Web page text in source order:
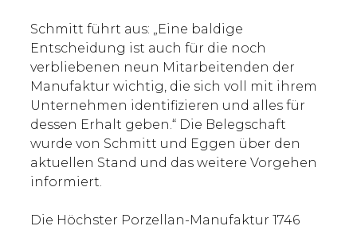
Schmitt führt aus: „Eine baldige
Entscheidung ist auch für die noch
verbliebenen neun Mitarbeitenden der
Manufaktur wichtig, die sich voll mit ihrem
Unternehmen identifizieren und alles für
dessen Erhalt geben.“ Die Belegschaft
wurde von Schmitt und Eggen über den
aktuellen Stand und das weitere Vorgehen
informiert.
Die Höchster Porzellan-Manufaktur 1746